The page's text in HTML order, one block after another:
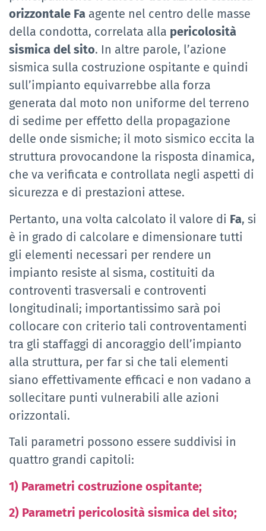
orizzontale Fa agente nel centro delle masse
della condotta, correlata alla pericolosità
sismica del sito. In altre parole, l’azione
sismica sulla costruzione ospitante e quindi
sull’impianto equivarrebbe alla forza
generata dal moto non uniforme del terreno
di sedime per effetto della propagazione
delle onde sismiche; il moto sismico eccita la
struttura provocandone la risposta dinamica,
che va verificata e controllata negli aspetti di
sicurezza e di prestazioni attese.
Pertanto, una volta calcolato il valore di Fa, si
è in grado di calcolare e dimensionare tutti
gli elementi necessari per rendere un
impianto resiste al sisma, costituiti da
controventi trasversali e controventi
longitudinali; importantissimo sarà poi
collocare con criterio tali controventamenti
tra gli staffaggi di ancoraggio dell’impianto
alla struttura, per far si che tali elementi
siano effettivamente efficaci e non vadano a
sollecitare punti vulnerabili alle azioni
orizzontali.
Tali parametri possono essere suddivisi in
quattro grandi capitoli:
1) Parametri costruzione ospitante;
2) Parametri pericolosità sismica del sito;